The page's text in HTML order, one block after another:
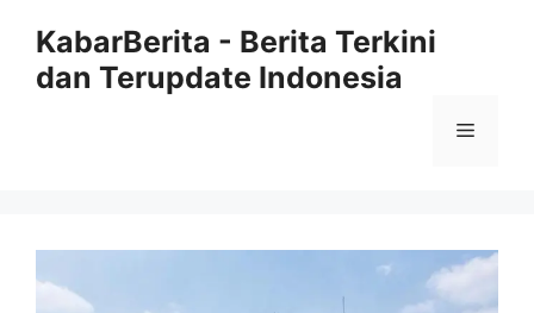
KabarBerita - Berita Terkini
dan Terupdate Indonesia
Menu